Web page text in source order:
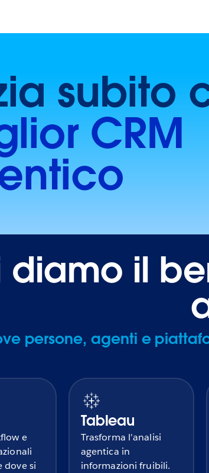
subito
CRM
diamo il
persone, agenti e
e
dove si
Tableau
Trasforma l'analisi
agentica in
informazioni fruibili.